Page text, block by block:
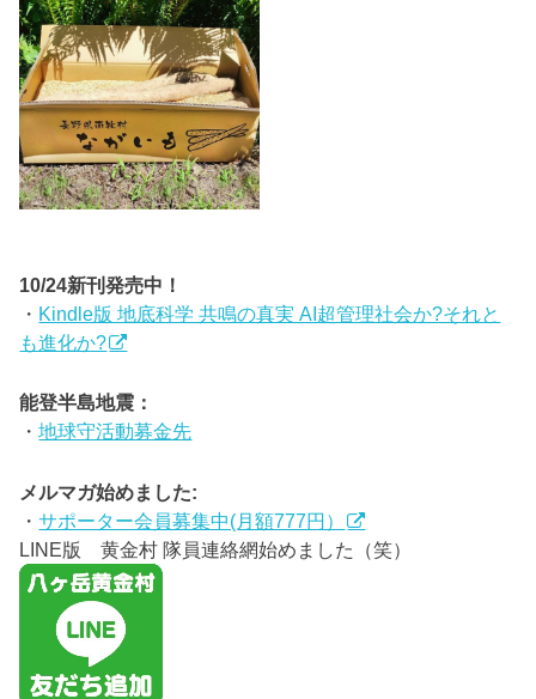
10/24新刊発売中！
・ Kindle版 地底科学 共鳴の真実 AI超管理社会か?それと
も進化か?
能登半島地震：
・地球守活動募金先
メルマガ始めました:
・サポーター会員募集中(月額777円）
LINE版 黄金村 隊員連絡網始めました（笑）